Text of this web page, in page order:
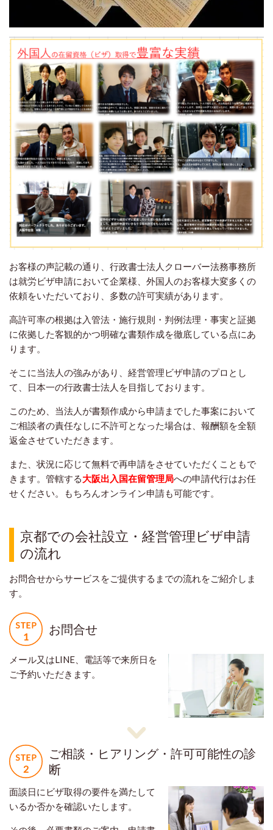
お客様の声記載の通り、行政書士法人クローバー法務事務所
は就労ビザ申請において企業様、外国人のお客様大変多くの
依頼をいただいており、多数の許可実績があります。
高許可率の根拠は入管法・施行規則・判例法理・事実と証拠
に依拠した客観的かつ明確な書類作成を徹底している点にあ
ります。
そこに当法人の強みがあり、経営管理ビザ申請のプロとし
て、日本一の行政書士法人を目指しております。
このため、当法人が書類作成から申請までした事案において
ご相談者の責任なしに不許可となった場合は、報酬額を全額
返金させていただきます。
また、状況に応じて無料で再申請をさせていただくこともで
きます。管轄する大阪出入国在留管理局への申請代行はお任
せください。もちろんオンライン申請も可能です。
京都での会社設立・経営管理ビザ申請
の流れ
お問合せからサービスをご提供するまでの流れをご紹介しま
す。
お問合せ
メール又はLINE、電話等で来所日を
ご予約いただきます。
ご相談・ヒアリング・許可可能性の診
断
面談日にビザ取得の要件を満たして
いるか否かを確認いたします。